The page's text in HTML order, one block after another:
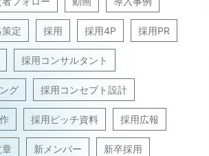
定 採用 採用4P 採用PR
採用コンサルタント
グ 採用コンセプト設計
採用ピッチ資料 採用広報
章 新メンバー 新卒採用